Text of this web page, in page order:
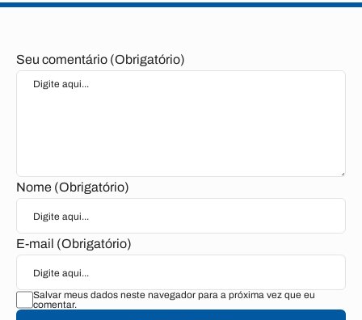
Seu comentário (Obrigatório)
Nome (Obrigatório)
E-mail (Obrigatório)
Salvar meus dados neste navegador para a próxima vez que eu
comentar.